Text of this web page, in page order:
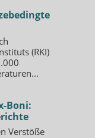
(RKI)
Boni:
Verstöße